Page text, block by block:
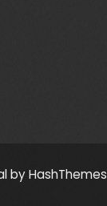
by HashThemes